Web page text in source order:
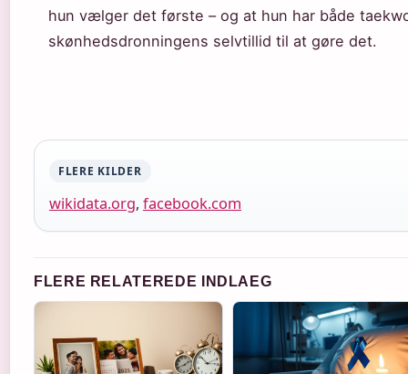
hun vælger det første – og at hun har både
skønhedsdronningens selvtillid til at gøre det.
FLERE KILDER
wikidata.org, facebook.com
FLERE RELATEREDE INDLAEG